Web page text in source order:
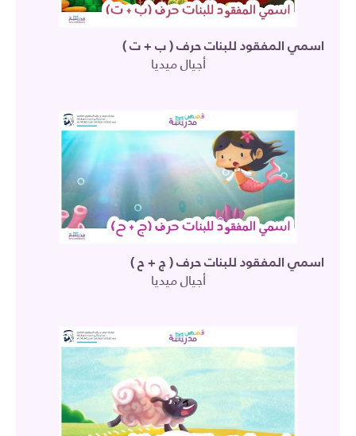
اسمي المفقود للبنات حرف ( ب + ت )
أجيال ميديا
اسمي المفقود للبنات حرف ( ج + ح )
أجيال ميديا